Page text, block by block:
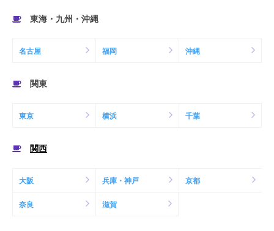
東海・九州・沖縄
名古屋 福岡 沖縄
関東
東京 横浜 千葉
関西
大阪 兵庫・神戸 京都
奈良 滋賀